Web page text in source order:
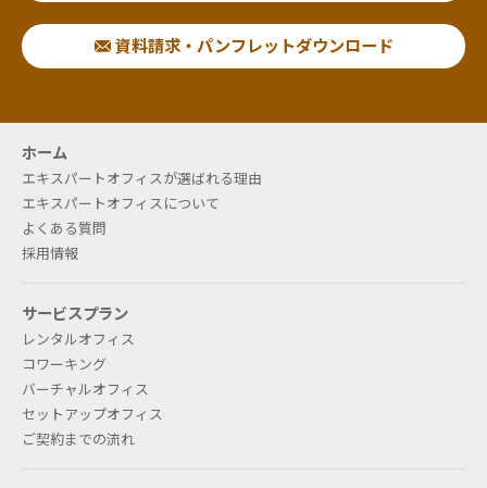
資料請求・パンフレットダウンロード
ホーム
エキスパートオフィスが選ばれる理由
エキスパートオフィスについて
よくある質問
採用情報
サービスプラン
レンタルオフィス
コワーキング
バーチャルオフィス
セットアップオフィス
ご契約までの流れ